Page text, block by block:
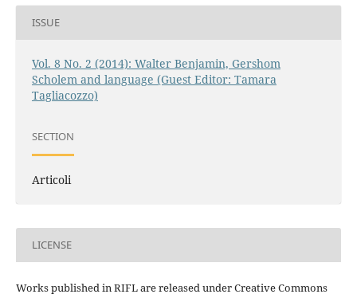
ISSUE
Vol. 8 No. 2 (2014): Walter Benjamin, Gershom
Scholem and language (Guest Editor: Tamara
Tagliacozzo)
SECTION
Articoli
LICENSE
Works published in RIFL are released under Creative Commons